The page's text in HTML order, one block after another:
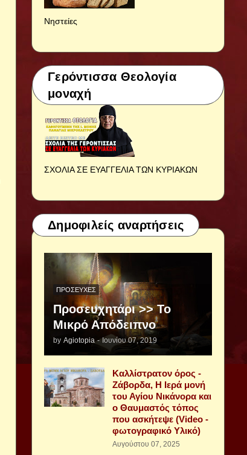
Νηστείες
Γερόντισσα Θεολογία
μοναχή
ΣΧΟΛΙΑ ΣΕ ΕΥΑΓΓΕΛΙΑ ΤΩΝ ΚΥΡΙΑΚΩΝ
Δημοφιλείς αναρτήσεις
ΠΡΟΣΕΥΧΈΣ
Προσευχητάρι >> Το
Μικρό Απόδειπνο
by Agiotopia - Ιουνίου 07, 2019
Καλλίστρατον όρος -
Ζάβορδα, Η Ιερά μονή
του Αγίου Νικάνορα και
ο Θαυμαστός τόπος
που ασκήτεψε (Video -
φωτογραφικό Υλικό)
Αυγούστου 07, 2025